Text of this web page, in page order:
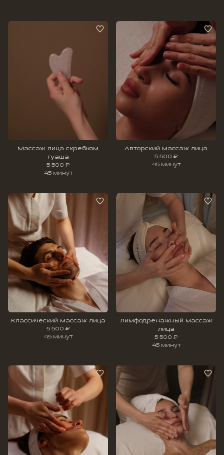
Массаж лица скребком
гуаша
5 500 ₽
45 минут
Авторский массаж лица
5 500 ₽
45 минут
Классический массаж лица
5 500 ₽
45 минут
Лимфодренажный массаж
лица
5 500 ₽
45 минут